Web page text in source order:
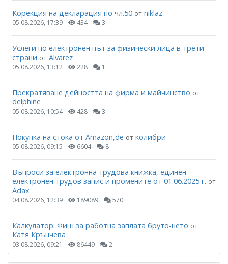
Корекция на декларация по чл.50 от niklaz
05.08.2026, 17:39 434 3
Услеги по електронен път за физически лица в трети
страни от Alvarez
05.08.2026, 13:12 228 1
Прекратяване дейността на фирма и майчинство от
delphine
05.08.2026, 10:54 428 3
Покупка на стока от Amazon,de от колибри
05.08.2026, 09:15 6604 8
Въпроси за електронна трудова книжка, единен
електронен трудов запис и промените от 01.06.2025 г. от
Adax
04.08.2026, 12:39 189089 570
Калкулатор: Фиш за работна заплата бруто-нето от
Катя Крънчева
03.08.2026, 09:21 86449 2